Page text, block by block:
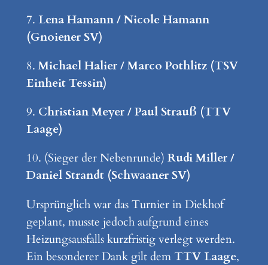
7. Lena Hamann / Nicole Hamann
(Gnoiener SV)
8. Michael Halier / Marco Pothlitz (TSV
Einheit Tessin)
9. Christian Meyer / Paul Strauß (TTV
Laage)
10. (Sieger der Nebenrunde) Rudi Miller /
Daniel Strandt (Schwaaner SV)
Ursprünglich war das Turnier in Diekhof
geplant, musste jedoch aufgrund eines
Heizungsausfalls kurzfristig verlegt werden.
Ein besonderer Dank gilt dem TTV Laage,